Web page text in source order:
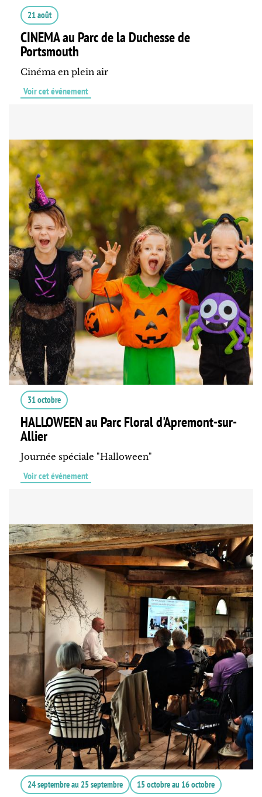
21 août
CINEMA au Parc de la Duchesse de
Portsmouth
Cinéma en plein air
Voir cet événement
31 octobre
HALLOWEEN au Parc Floral d'Apremont-sur-
Allier
Journée spéciale "Halloween"
Voir cet événement
24 septembreau 25 septembre 15 octobreau 16 octobre